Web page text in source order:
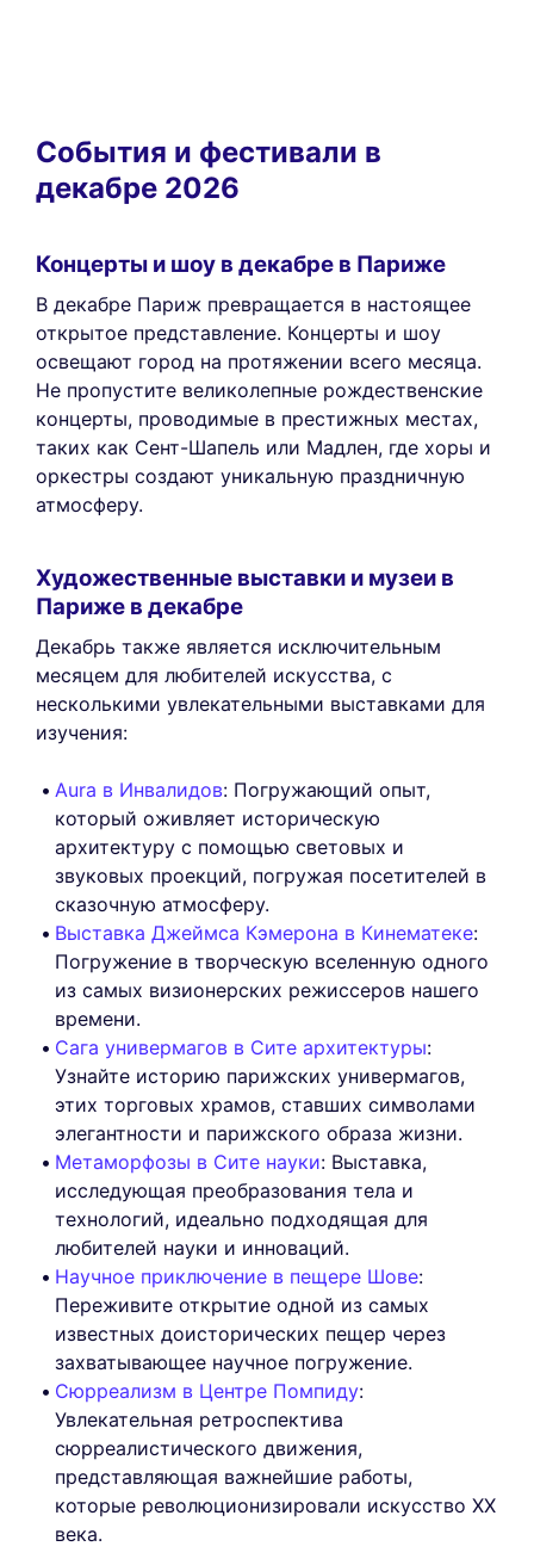
События и фестивали в
декабре 2026
Концерты и шоу в декабре в Париже
В декабре Париж превращается в настоящее
открытое представление. Концерты и шоу
освещают город на протяжении всего месяца.
Не пропустите великолепные рождественские
концерты, проводимые в престижных местах,
таких как Сент-Шапель или Мадлен, где хоры и
оркестры создают уникальную праздничную
атмосферу.
Художественные выставки и музеи в
Париже в декабре
Декабрь также является исключительным
месяцем для любителей искусства, с
несколькими увлекательными выставками для
изучения:
Aura в Инвалидов: Погружающий опыт,
который оживляет историческую
архитектуру с помощью световых и
звуковых проекций, погружая посетителей в
сказочную атмосферу.
Выставка Джеймса Кэмерона в Кинематеке:
Погружение в творческую вселенную одного
из самых визионерских режиссеров нашего
времени.
Сага универмагов в Сите архитектуры:
Узнайте историю парижских универмагов,
этих торговых храмов, ставших символами
элегантности и парижского образа жизни.
Метаморфозы в Сите науки: Выставка,
исследующая преобразования тела и
технологий, идеально подходящая для
любителей науки и инноваций.
Научное приключение в пещере Шове:
Переживите открытие одной из самых
известных доисторических пещер через
захватывающее научное погружение.
Сюрреализм в Центре Помпиду:
Увлекательная ретроспектива
сюрреалистического движения,
представляющая важнейшие работы,
которые революционизировали искусство XX
века.